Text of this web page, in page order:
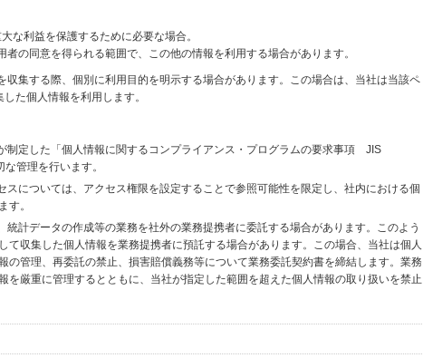
な利益を保護するために必要な場合。
の同意を得られる範囲で、この他の情報を利用する場合があります。
集する際、個別に利用目的を明示する場合があります。この場合は、当社は当該ペ
た個人情報を利用します。
制定した「個人情報に関するコンプライアンス・プログラムの要求事項 JIS
管理を行います。
については、アクセス権限を設定することで参照可能性を限定し、社内における個
す。
計データの作成等の業務を社外の業務提携者に委託する場合があります。このよう
て収集した個人情報を業務提携者に預託する場合があります。この場合、当社は個人
の管理、再委託の禁止、損害賠償義務等について業務委託契約書を締結します。業務
を厳重に管理するとともに、当社が指定した範囲を超えた個人情報の取り扱いを禁止